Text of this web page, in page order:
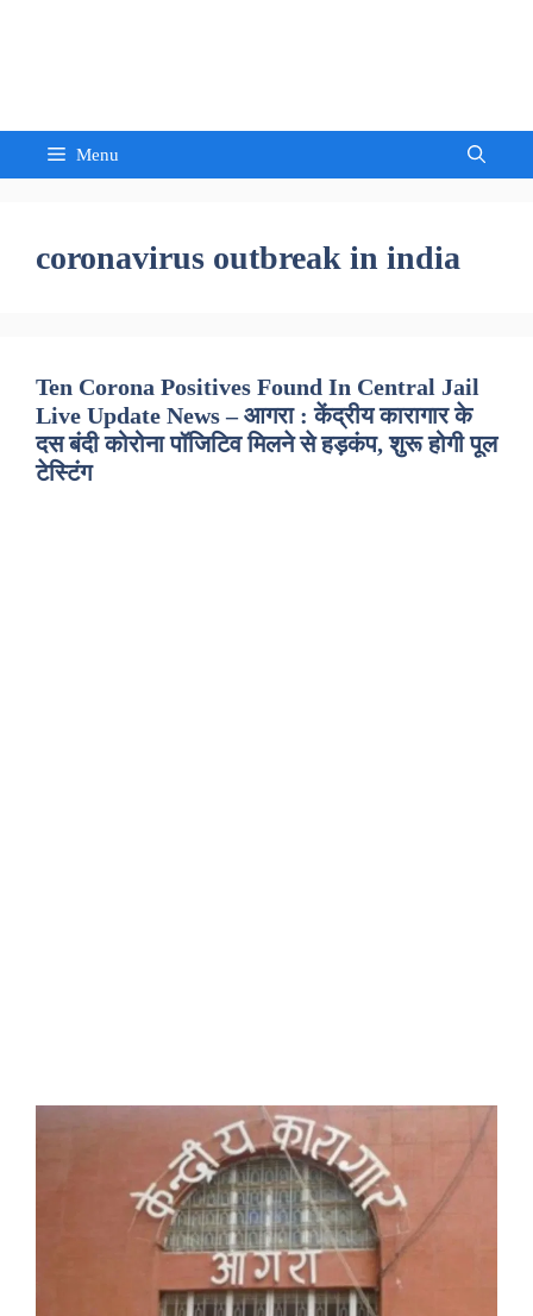
Menu
coronavirus outbreak in india
Ten Corona Positives Found In Central Jail
Live Update News – आगरा : केंद्रीय कारागार के
दस बंदी कोरोना पॉजिटिव मिलने से हड़कंप, शुरू होगी पूल
टेस्टिंग